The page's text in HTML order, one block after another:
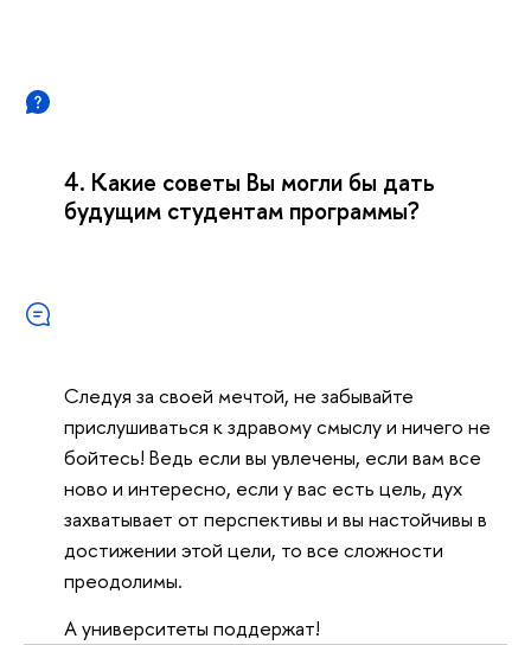
4. Какие советы Вы могли бы дать
будущим студентам программы?
Следуя за своей мечтой, не забывайте
прислушиваться к здравому смыслу и ничего не
бойтесь! Ведь если вы увлечены, если вам все
ново и интересно, если у вас есть цель, дух
захватывает от перспективы и вы настойчивы в
достижении этой цели, то все сложности
преодолимы.
А университеты поддержат!